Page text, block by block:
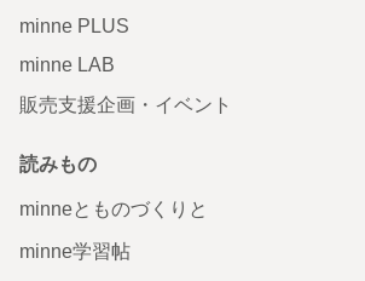
minne PLUS
minne LAB
販売支援企画・イベント
読みもの
minneとものづくりと
minne学習帖